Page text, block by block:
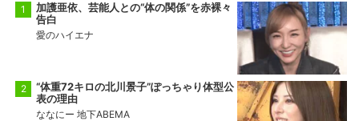
加護亜依、芸能人との“体の関係”を赤裸々
告白
愛のハイエナ
“体重72キロの北川景子”ぽっちゃり体型公
表の理由
ななにー 地下ABEMA